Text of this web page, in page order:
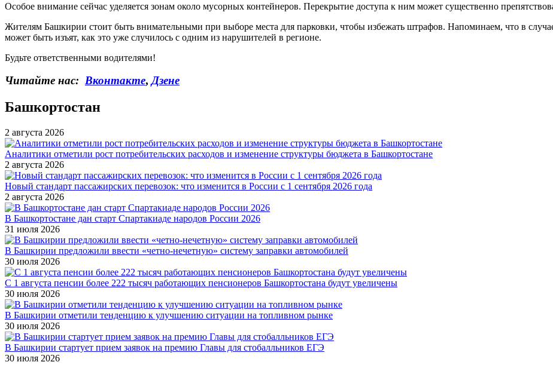
Особое внимание сейчас уделяется зонам около мусорных контейнеров. Перекрытие доступа к ним может существенно
Жителям Башкирии стоит быть внимательными при выборе места для парковки, чтобы избежать штрафов. Напоминаем, что в
может быть изъят, как это уже случилось с одним из нарушителей в регионе.
Будьте ответственными водителями!
Читайте нас: Вконтакте,Дзене
Башкортостан
2 августа 2026
Аналитики отметили рост потребительских расходов и изменение структуры бюджета в Башкортостане
2 августа 2026
Новый стандарт пассажирских перевозок: что изменится в России с 1 сентября 2026 года
2 августа 2026
В Башкортостане дан старт Спартакиаде народов России 2026
31 июля 2026
В Башкирии предложили ввести «четно-нечетную» систему заправки автомобилей
30 июля 2026
С 1 августа пенсии более 222 тысяч работающих пенсионеров Башкортостана будут увеличены
30 июля 2026
В Башкирии отметили тенденцию к улучшению ситуации на топливном рынке
30 июля 2026
В Башкирии стартует прием заявок на премию Главы для стобалльников ЕГЭ
30 июля 2026